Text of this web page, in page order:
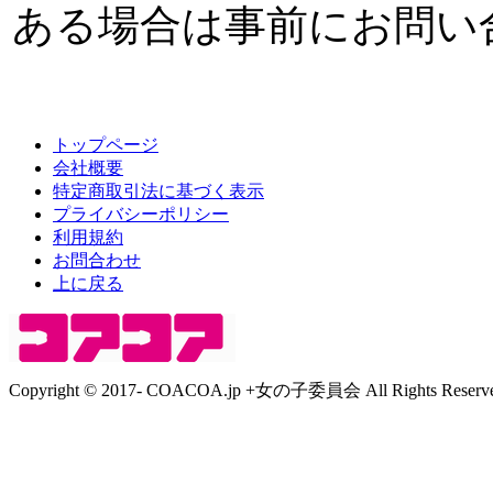
ある場合は事前にお問
トップページ
会社概要
特定商取引法に基づく表示
プライバシーポリシー
利用規約
お問合わせ
上に戻る
Copyright © 2017- COACOA.jp +女の子委員会 All Rights